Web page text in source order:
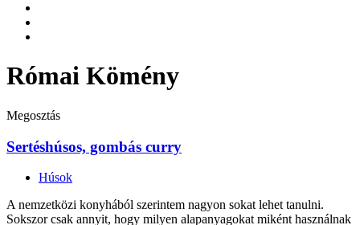
Római Kömény
Megosztás
Sertéshúsos, gombás curry
Húsok
A nemzetközi konyhából szerintem nagyon sokat lehet tanulni.
Sokszor csak annyit, hogy milyen alapanyagokat miként használnak